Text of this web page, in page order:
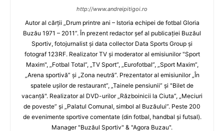
http://www.andreipitigoi.ro
Autor al cărţii „Drum printre ani – Istoria echipei de fotbal Gloria
Buzău 1971 – 2011”. În prezent redactor şef al publicaţiei Buzăul
Sportiv, fotojurnalist şi data collector Data Sports Group şi
fotograf 123RF. Realizator TV şi moderator al emisiunilor "Sport
Maxim", „Fotbal Total”, „TV Sport”, „Eurofotbal”, „Sport Maxim”,
„Arena sportivă” şi „Zona neutră”. Prezentator al emisiunilor „În
spatele uşilor de restaurant”, „Tainele pensiunii” şi "Bilet de
vacanţă". Realizator al DVD-urilor „Războinicii la Ciuta”, „Meciuri
de poveste” şi „Palatul Comunal, simbol al Buzăului”. Peste 200
de evenimente sportive comentate (din fotbal, handbal şi futsal).
Manager "Buzăul Sportiv" & "Agora Buzau".